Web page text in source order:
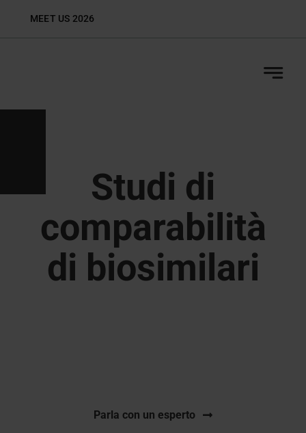
MEET US 2026
Studi di
comparabilità
di biosimilari
Parla con un esperto